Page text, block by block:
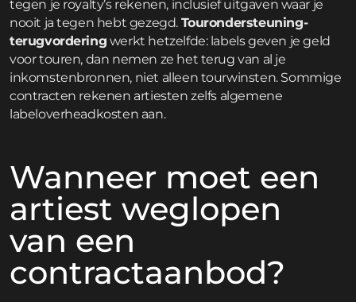
tegen je royalty’s rekenen, inclusief uitgaven waar je
nooit ja tegen hebt gezegd. Tourondersteuning-
terugvordering werkt hetzelfde: labels geven je geld
voor touren, dan nemen ze het terug van al je
inkomstenbronnen, niet alleen tourwinsten. Sommige
contracten rekenen artiesten zelfs algemene
labeloverheadkosten aan.
Wanneer moet een
artiest weglopen
van een
contractaanbod?